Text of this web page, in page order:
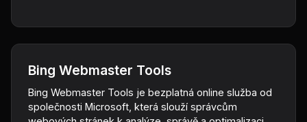
Bing Webmaster Tools
Bing Webmaster Tools je bezplatná online služba od
společnosti Microsoft, která slouží správcům